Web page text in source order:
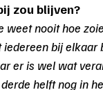
zou blijven?
weet nooit hoe
bij elkaar
er is wel wat
helft nog in